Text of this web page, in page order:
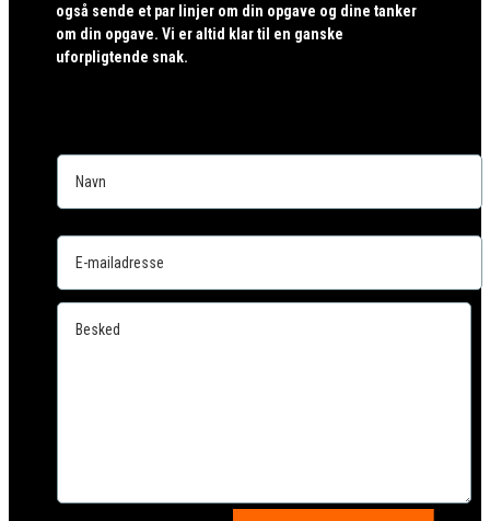
også sende et par linjer om din opgave og dine tanker
om din opgave. Vi er altid klar til en ganske
uforpligtende snak.